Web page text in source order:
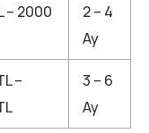
– 2000
2 – 4
Ay
–
3 – 6
Ay